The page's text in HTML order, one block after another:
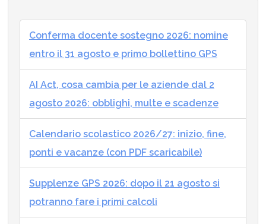
Conferma docente sostegno 2026: nomine
entro il 31 agosto e primo bollettino GPS
AI Act, cosa cambia per le aziende dal 2
agosto 2026: obblighi, multe e scadenze
Calendario scolastico 2026/27: inizio, fine,
ponti e vacanze (con PDF scaricabile)
Supplenze GPS 2026: dopo il 21 agosto si
potranno fare i primi calcoli